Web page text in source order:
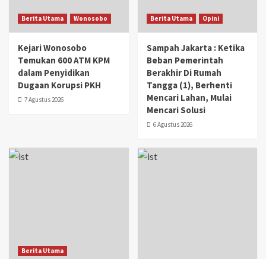
Berita Utama Wonosobo
Kejari Wonosobo
Temukan 600 ATM KPM
dalam Penyidikan
Dugaan Korupsi PKH
7 Agustus 2026
Berita Utama Opini
Sampah Jakarta : Ketika
Beban Pemerintah
Berakhir Di Rumah
Tangga (1), Berhenti
Mencari Lahan, Mulai
Mencari Solusi
6 Agustus 2026
Berita Utama